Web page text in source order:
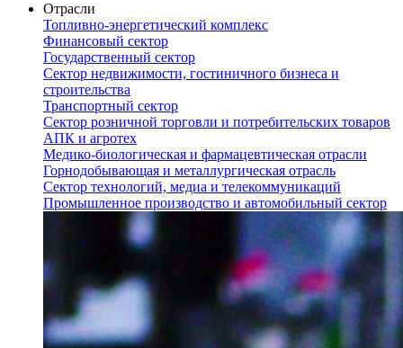
Отрасли
Топливно-энергетический комплекс
Финансовый сектор
Государственный сектор
Сектор недвижимости, гостиничного бизнеса и
строительства
Транспортный сектор
Сектор розничной торговли и потребительских товаров
АПК и агротех
Медико-биологическая и фармацевтическая отрасли
Горнодобывающая и металлургическая отрасль
Сектор технологий, медиа и телекоммуникаций
Промышленное производство и автомобильный сектор